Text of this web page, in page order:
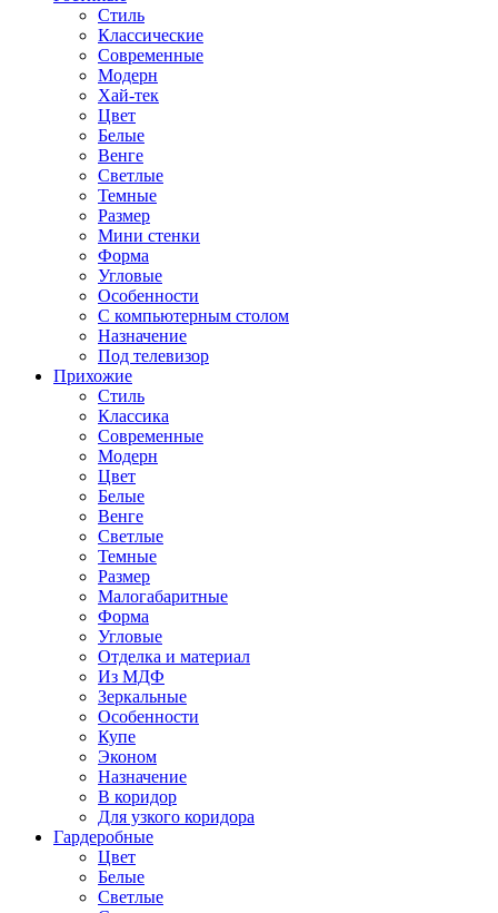
Стиль
Классические
Современные
Модерн
Хай-тек
Цвет
Белые
Венге
Светлые
Темные
Размер
Мини стенки
Форма
Угловые
Особенности
С компьютерным столом
Назначение
Под телевизор
Прихожие
Стиль
Классика
Современные
Модерн
Цвет
Белые
Венге
Светлые
Темные
Размер
Малогабаритные
Форма
Угловые
Отделка и материал
Из МДФ
Зеркальные
Особенности
Купе
Эконом
Назначение
В коридор
Для узкого коридора
Гардеробные
Цвет
Белые
Светлые